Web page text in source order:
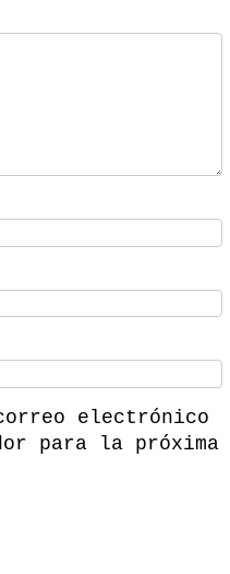
electrónico
para la próxima